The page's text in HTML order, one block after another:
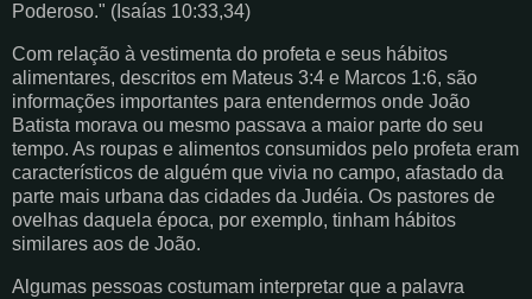
Poderoso." (Isaías 10:33,34)
Com relação à vestimenta do profeta e seus hábitos
alimentares, descritos em Mateus 3:4 e Marcos 1:6, são
informações importantes para entendermos onde João
Batista morava ou mesmo passava a maior parte do seu
tempo. As roupas e alimentos consumidos pelo profeta eram
característicos de alguém que vivia no campo, afastado da
parte mais urbana das cidades da Judéia. Os pastores de
ovelhas daquela época, por exemplo, tinham hábitos
similares aos de João.
Algumas pessoas costumam interpretar que a palavra